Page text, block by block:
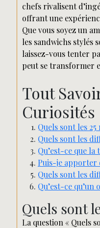
chefs rivalisent
offrant une
Que vous soyez un
les sandwichs stylés
laissez-vous tenter
peut se transformer
Tout
Curiosités
Quels sont les
Quels sont les
Qu’est-ce que
Puis-je apporter
Quels sont les
Qu’est-ce
Quels sont
La question « Quels